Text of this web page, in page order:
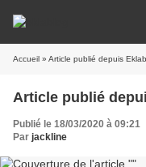
Accueil » Article publié depuis
Publié le 18/03/2020 à 09:21
Par jackline